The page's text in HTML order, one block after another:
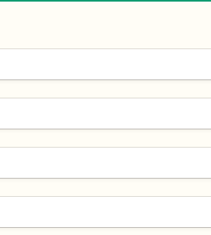
Engager un expert